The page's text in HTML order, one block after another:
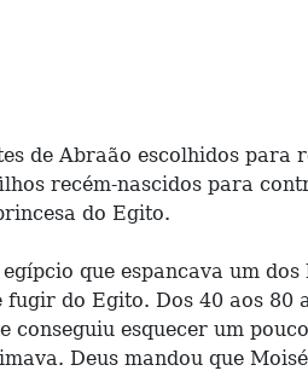
de Abraão escolhidos
recém-nascidos para
do Egito.
que espancava um
do Egito. Dos 40 aos
conseguiu esquecer um
Deus mandou que